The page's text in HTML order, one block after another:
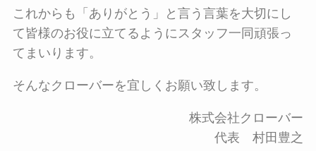
これからも「ありがとう」と言う言葉を大切にし
て皆様のお役に立てるようにスタッフ一同頑張っ
てまいります。
そんなクローバーを宜しくお願い致します。
株式会社クローバー
代表 村田豊之